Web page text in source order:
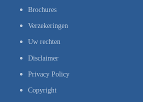
Brochures
Verzekeringen
Uw rechten
Disclaimer
Privacy Policy
Copyright